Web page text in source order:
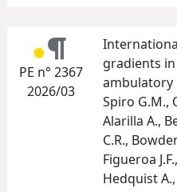
PE n° 2367
2026/03
gradients
ambulatory
Spiro G.M.,
Alarilla A.,
C.R.,
Figueroa
Hedquist